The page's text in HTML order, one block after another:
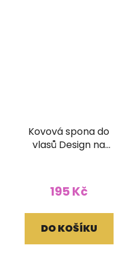
Kovová spona do
vlasů Design na
195 Kč
DO KOŠÍKU